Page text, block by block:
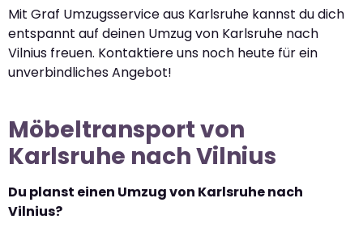
Mit Graf Umzugsservice aus Karlsruhe kannst du dich
entspannt auf deinen Umzug von Karlsruhe nach
Vilnius freuen. Kontaktiere uns noch heute für ein
unverbindliches Angebot!
Möbeltransport von
Karlsruhe nach Vilnius
Du planst einen Umzug von Karlsruhe nach
Vilnius?